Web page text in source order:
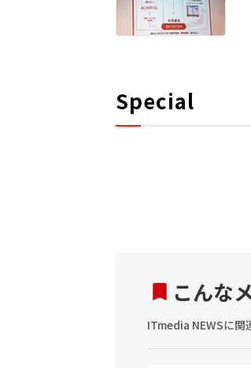
Special
こんな
ITmedia NEWSに関